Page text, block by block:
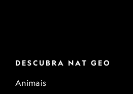
DESCUBRA NAT GEO
Animais